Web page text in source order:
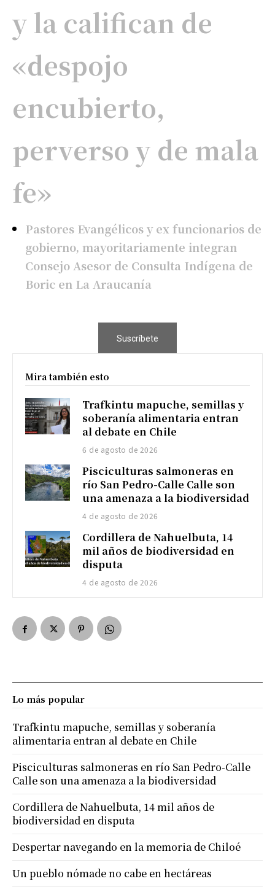
y la califican de
«despojo
encubierto,
perverso y de mala
fe»
Pastores Evangélicos y ex funcionarios de
gobierno, mayoritariamente integran
Consejo Asesor de Consulta Indígena de
Boric en La Araucanía
Suscríbete
Mira también esto
Trafkintu mapuche, semillas y
soberanía alimentaria entran
al debate en Chile
6 de agosto de 2026
Pisciculturas salmoneras en
río San Pedro-Calle Calle son
una amenaza a la biodiversidad
4 de agosto de 2026
Cordillera de Nahuelbuta, 14
mil años de biodiversidad en
disputa
4 de agosto de 2026
Lo más popular
Trafkintu mapuche, semillas y soberanía
alimentaria entran al debate en Chile
Pisciculturas salmoneras en río San Pedro-Calle
Calle son una amenaza a la biodiversidad
Cordillera de Nahuelbuta, 14 mil años de
biodiversidad en disputa
Despertar navegando en la memoria de Chiloé
Un pueblo nómade no cabe en hectáreas